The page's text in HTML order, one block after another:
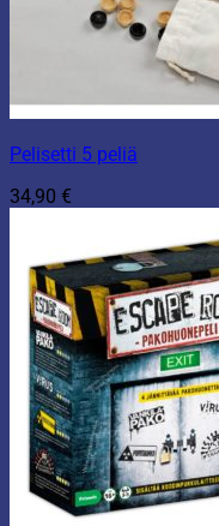
Pelisetti 5 peliä
34,90 €